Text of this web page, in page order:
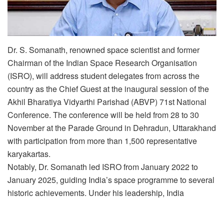
Dr. S. Somanath, renowned space scientist and former
Chairman of the Indian Space Research Organisation
(ISRO), will address student delegates from across the
country as the Chief Guest at the inaugural session of the
Akhil Bharatiya Vidyarthi Parishad (ABVP) 71st National
Conference. The conference will be held from 28 to 30
November at the Parade Ground in Dehradun, Uttarakhand
with participation from more than 1,500 representative
karyakartas.
Notably, Dr. Somanath led ISRO from January 2022 to
January 2025, guiding India’s space programme to several
historic achievements. Under his leadership, India